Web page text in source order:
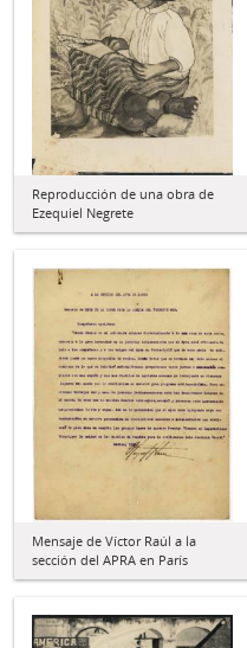
Reproducción de una obra de
Ezequiel Negrete
Mensaje de Víctor Raúl a la
sección del APRA en París